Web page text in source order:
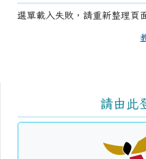
選單載入失敗，請重新整理頁
請由此